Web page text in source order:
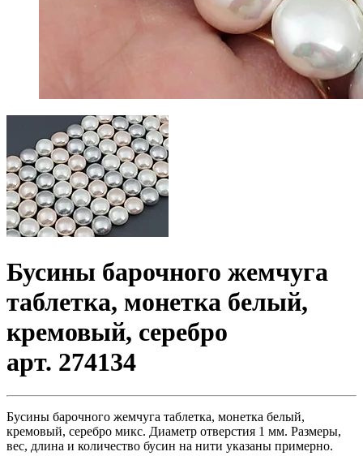
Бусины барочного жемчуга
таблетка, монетка белый,
кремовый, серебро
арт. 274134
Бусины барочного жемчуга таблетка, монетка белый,
кремовый, серебро микс. Диаметр отверстия 1 мм. Размеры,
вес, длина и количество бусин на нити указаны примерно.